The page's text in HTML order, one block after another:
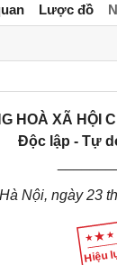
Lược đồ
Hiệu
HOÀ XÃ HỘI
Độc lập - Tự
Hà Nội, ngày 23